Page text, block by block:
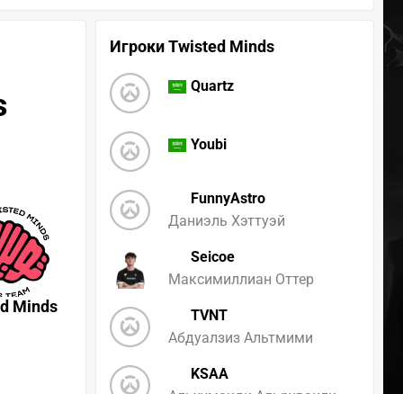
Игроки Twisted Minds
Quartz
Youbi
FunnyAstro
Даниэль Хэттуэй
Seicoe
Максимиллиан Оттер
TVNT
Абдуалзиз Альтмими
KSAA
Minds